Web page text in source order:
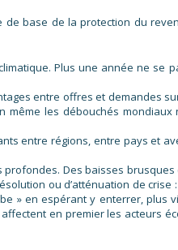
base de la protection du
Plus une année ne
entre offres et demandes
les débouchés
entre régions, entre pays et
Des baisses
ou d’atténuation de
» en espérant y enterrer,
en premier les acteurs